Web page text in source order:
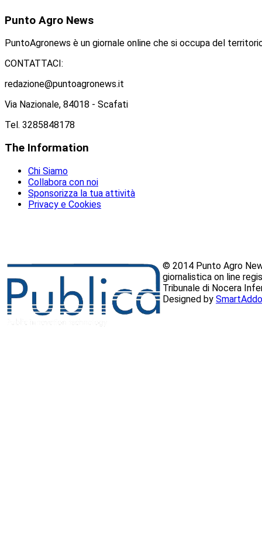
Punto Agro News
PuntoAgronews è un giornale online che si occupa del
CONTATTACI:
redazione@puntoagronews.it
Via Nazionale, 84018 - Scafati
Tel. 3285848178
The Information
Chi Siamo
Collabora con noi
Sponsorizza la tua attività
Privacy e Cookies
© 2014 Punto Agro
giornalistica on line
Tribunale di Nocera
Designed by